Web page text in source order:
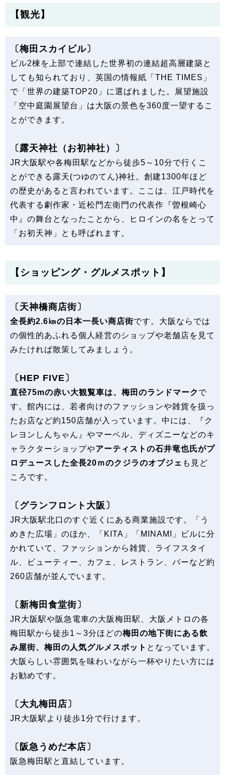
【観光】
〔梅田スカイビル〕
ビル2棟を上部で連結した世界初の連結超高層建築と
しても知られており、英国の情報紙「THE TIMES」
で「世界の建築TOP20」に選ばれました。展望施設
「空中庭園展望台」は大阪の景色を360度一望するこ
とができます。
〔露天神社（お初神社）〕
JR大阪駅や各梅田駅などから徒歩5～10分で行くこ
とができる露天(つゆのてん)神社。創建1300年ほど
の歴史があると言われています。ここは、江戸時代を
代表する劇作家・近松門左衛門の代表作『曽根崎心
中』の舞台となったことから、ヒロインの名をとって
「お初天神」とも呼ばれます。
【ショッピング・グルメスポット】
〔天神橋商店街〕
全長約2.6㎞の日本一長い商店街です。大阪ならでは
の個性的あふれる個人経営のショップや老舗店を見て
みたければ散策してみましょう。
〔HEP FIVE〕
直径75mの赤い大観覧車は、梅田のランドマーク で
す。館内には、若者向けのファッションや雑貨を扱っ
たお店など約150店舗が入っています。中には、『ク
レヨンしんちゃん』やマーベル、ディズニーなどのキ
ャラクターショップやアーティストの石井竜也氏がプ
ロデュースした全長20ｍのクジラのオブジェ も見ど
ころです。
〔グランフロント大阪〕
JR大阪駅北口のすぐ近くにある商業施設です。「う
めきた広場」のほか、「KITA」「MINAMI」ビルに分
かれていて、ファッションから雑貨、ライフスタイ
ル、ビューティー、カフェ、レストラン、バーなど約
260店舗が並んでいます。
〔新梅田食堂街〕
JR大阪駅や阪急電車の大阪梅田駅、大阪メトロの各
梅田駅から徒歩1～3分ほどの梅田の地下街にある飲
み屋街、梅田の人気グルメスポット となっています。
大阪らしい雰囲気を味わいながら一杯やりたい方には
お勧めです。
〔大丸梅田店〕
JR大阪駅より徒歩1分で行けます。
〔阪急うめだ本店〕
阪急梅田駅と直結しています。